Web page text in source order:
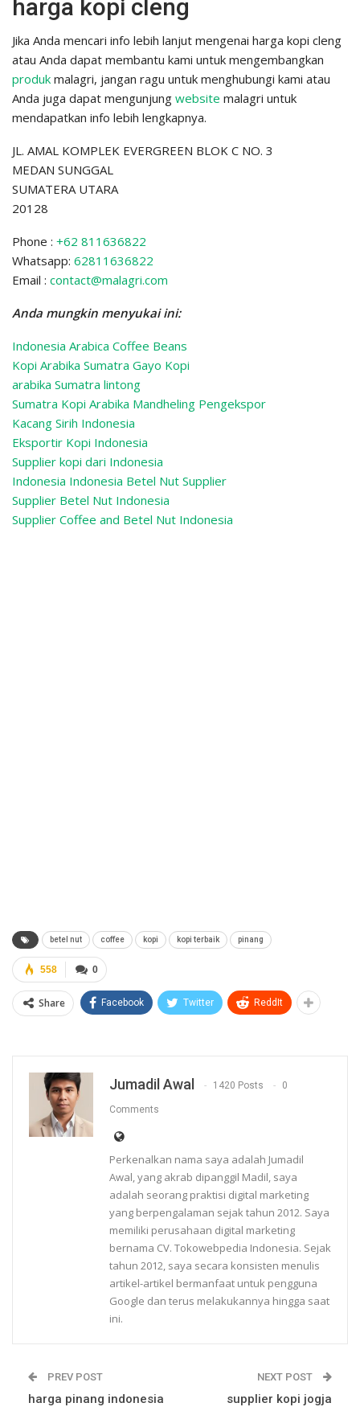
harga kopi cleng
Jika Anda mencari info lebih lanjut mengenai harga kopi cleng
atau Anda dapat membantu kami untuk mengembangkan
produk malagri, jangan ragu untuk menghubungi kami atau
Anda juga dapat mengunjung website malagri untuk
mendapatkan info lebih lengkapnya.
JL. AMAL KOMPLEK EVERGREEN BLOK C NO. 3
MEDAN SUNGGAL
SUMATERA UTARA
20128
Phone : +62 811636822
Whatsapp: 62811636822
Email : contact@malagri.com
Anda mungkin menyukai ini:
Indonesia Arabica Coffee Beans
Kopi Arabika Sumatra Gayo Kopi
arabika Sumatra lintong
Sumatra Kopi Arabika Mandheling Pengekspor
Kacang Sirih Indonesia
Eksportir Kopi Indonesia
Supplier kopi dari Indonesia
Indonesia Indonesia Betel Nut Supplier
Supplier Betel Nut Indonesia
Supplier Coffee and Betel Nut Indonesia
betel nut coffee kopi kopi terbaik pinang
0
558
Share Facebook Twitter ReddIt
Jumadil Awal 1420 Posts 0
Comments
Perkenalkan nama saya adalah Jumadil
Awal, yang akrab dipanggil Madil, saya
adalah seorang praktisi digital marketing
yang berpengalaman sejak tahun 2012. Saya
memiliki perusahaan digital marketing
bernama CV. Tokowebpedia Indonesia. Sejak
tahun 2012, saya secara konsisten menulis
artikel-artikel bermanfaat untuk pengguna
Google dan terus melakukannya hingga saat
ini.
PREV POST
harga pinang indonesia
NEXT POST
supplier kopi jogja